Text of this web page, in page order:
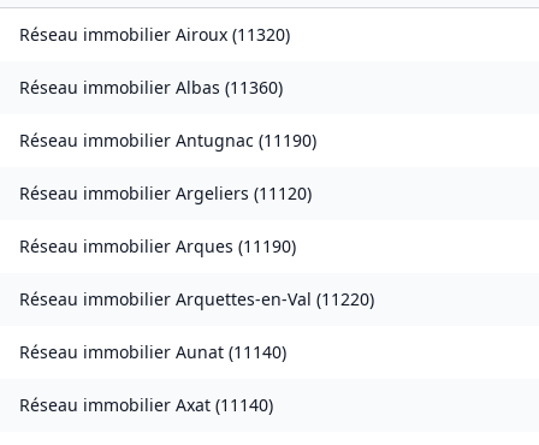
Réseau immobilier Airoux (11320)
Réseau immobilier Albas (11360)
Réseau immobilier Antugnac (11190)
Réseau immobilier Argeliers (11120)
Réseau immobilier Arques (11190)
Réseau immobilier Arquettes-en-Val (11220)
Réseau immobilier Aunat (11140)
Réseau immobilier Axat (11140)